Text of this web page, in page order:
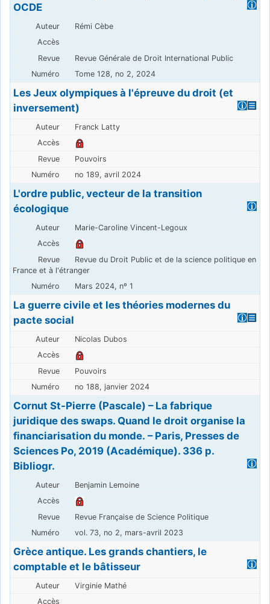
OCDE
Rémi Cèbe
Revue Générale de Droit International Public
Tome 128, no 2, 2024
Les Jeux olympiques à l'épreuve du droit (et
inversement)
Franck Latty
Pouvoirs
no 189, avril 2024
L'ordre public, vecteur de la transition
écologique
Marie-Caroline Vincent-Legoux
Revue du Droit Public et de la science politique en
France et à l'étranger
Mars 2024, nº 1
La guerre civile et les théories modernes du
pacte social
Nicolas Dubos
Pouvoirs
no 188, janvier 2024
Cornut St-Pierre (Pascale) – La fabrique
juridique des swaps. Quand le droit organise la
financiarisation du monde. – Paris, Presses de
Sciences Po, 2019 (Académique). 336 p.
Bibliogr.
Benjamin Lemoine
Revue Française de Science Politique
vol. 73, no 2, mars-avril 2023
Grèce antique. Les grands chantiers, le
comptable et le bâtisseur
Virginie Mathé